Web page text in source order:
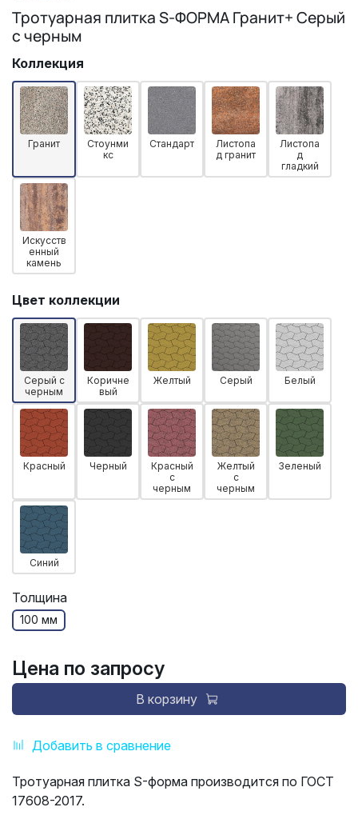
Тротуарная плитка S-ФОРМА Гранит+ Серый
с черным
Добавить в сравнение
Коллекция
Гранит
Стоунми
кс
Стандарт
Листопа
д гранит
Листопа
д
гладкий
Искусств
енный
камень
Цвет коллекции
Серый с
черным
Коричне
вый
Желтый Серый Белый
Красный Черный
Красный
с
черным
Желтый
с
черным
Зеленый
Синий
Толщина
100 мм
Цена по запросу
В корзину
Тротуарная плитка S-форма производится по ГОСТ
17608-2017.